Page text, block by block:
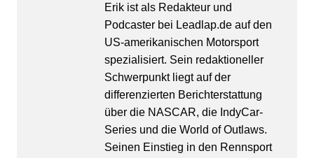
Erik ist als Redakteur und
Podcaster bei Leadlap.de auf den
US-amerikanischen Motorsport
spezialisiert. Sein redaktioneller
Schwerpunkt liegt auf der
differenzierten Berichterstattung
über die NASCAR, die IndyCar-
Series und die World of Outlaws.
Seinen Einstieg in den Rennsport